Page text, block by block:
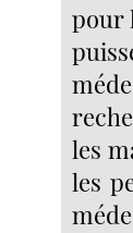
pour
les
les